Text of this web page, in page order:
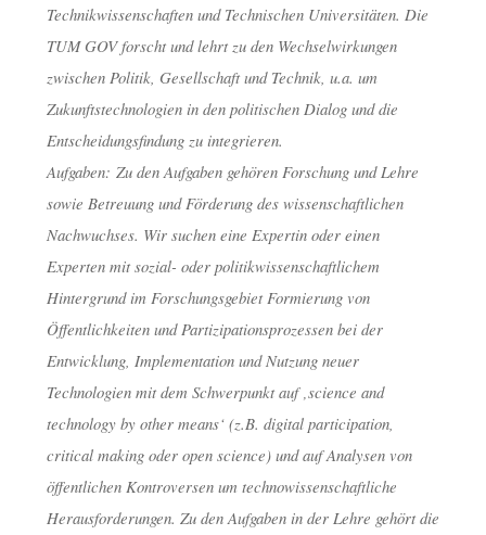
Technikwissenschaften und Technischen Universitäten. Die
TUM GOV forscht und lehrt zu den Wechselwirkungen
zwischen Politik, Gesellschaft und Technik, u.a. um
Zukunftstechnologien in den politischen Dialog und die
Entscheidungsfindung zu integrieren.
Aufgaben: Zu den Aufgaben gehören Forschung und Lehre
sowie Betreuung und Förderung des wissenschaftlichen
Nachwuchses. Wir suchen eine Expertin oder einen
Experten mit sozial- oder politikwissenschaftlichem
Hintergrund im Forschungsgebiet Formierung von
Öffentlichkeiten und Partizipationsprozessen bei der
Entwicklung, Implementation und Nutzung neuer
Technologien mit dem Schwerpunkt auf ‚science and
technology by other means‘ (z.B. digital participation,
critical making oder open science) und auf Analysen von
öffentlichen Kontroversen um technowissenschaftliche
Herausforderungen. Zu den Aufgaben in der Lehre gehört die